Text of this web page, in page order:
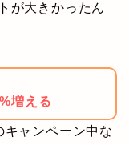
が大きかったん
増える
ャンペーン中な